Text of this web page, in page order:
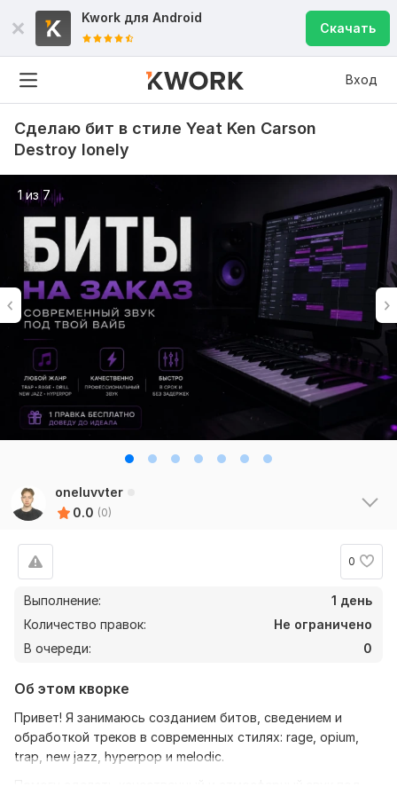
Kwork для Android
Скачать
Вход
Сделаю бит в стиле Yeat Ken Carson
Destroy lonely
1 из 7
oneluvvter
0.0 (0)
0
Выполнение:
1 день
Количество правок:
Не ограничено
В очереди:
0
Об этом кворке
Привет! Я занимаюсь созданием битов, сведением и
обработкой треков в современных стилях: rage, opium,
trap, new jazz, hyperpop и melodic.